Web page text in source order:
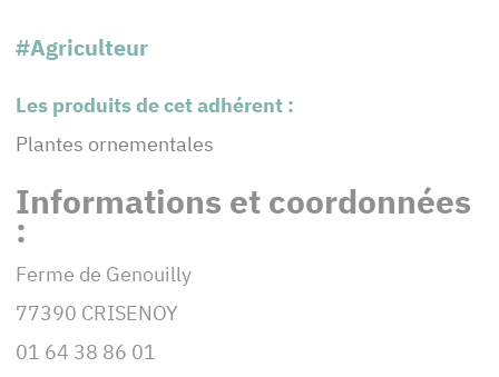
#Agriculteur
Les produits de cet adhérent :
Plantes ornementales
Informations et coordonnées
:
Ferme de Genouilly
77390 CRISENOY
01 64 38 86 01